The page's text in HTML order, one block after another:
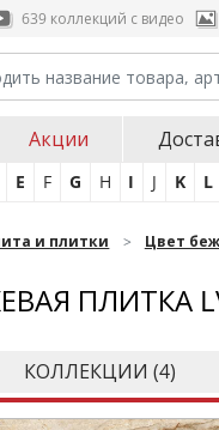
639 коллекций с видео
Акции
E F G H I J K L
и плитки Цвет
ПЛИТКА
КОЛЛЕКЦИИ (4)